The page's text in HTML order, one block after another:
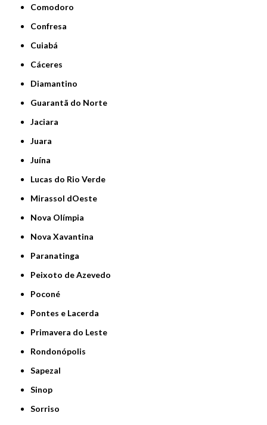
Comodoro
Confresa
Cuiabá
Cáceres
Diamantino
Guarantã do Norte
Jaciara
Juara
Juína
Lucas do Rio Verde
Mirassol dOeste
Nova Olímpia
Nova Xavantina
Paranatinga
Peixoto de Azevedo
Poconé
Pontes e Lacerda
Primavera do Leste
Rondonópolis
Sapezal
Sinop
Sorriso